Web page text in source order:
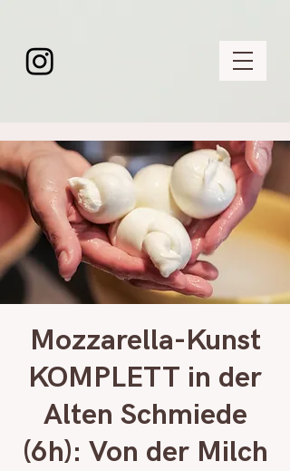
Mozzarella-Kunst
KOMPLETT in der
Alten Schmiede
(6h): Von der Milch